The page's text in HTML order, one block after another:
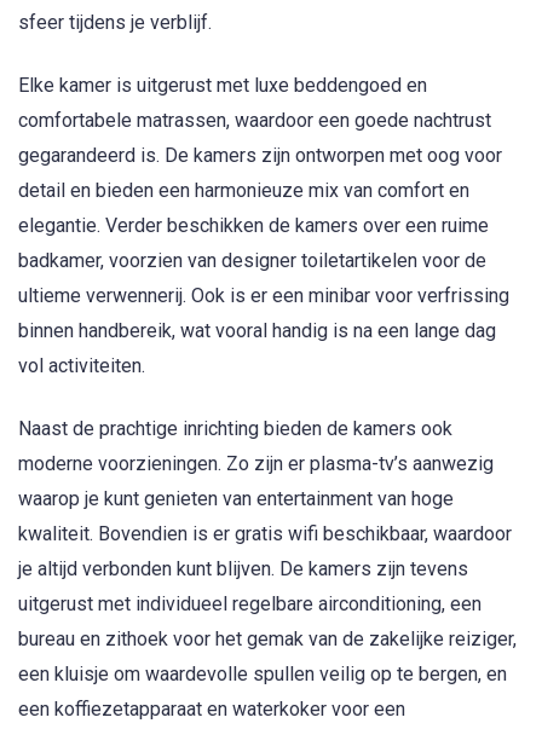
sfeer tijdens je verblijf.
Elke kamer is uitgerust met luxe beddengoed en
comfortabele matrassen, waardoor een goede nachtrust
gegarandeerd is. De kamers zijn ontworpen met oog voor
detail en bieden een harmonieuze mix van comfort en
elegantie. Verder beschikken de kamers over een ruime
badkamer, voorzien van designer toiletartikelen voor de
ultieme verwennerij. Ook is er een minibar voor verfrissing
binnen handbereik, wat vooral handig is na een lange dag
vol activiteiten.
Naast de prachtige inrichting bieden de kamers ook
moderne voorzieningen. Zo zijn er plasma-tv’s aanwezig
waarop je kunt genieten van entertainment van hoge
kwaliteit. Bovendien is er gratis wifi beschikbaar, waardoor
je altijd verbonden kunt blijven. De kamers zijn tevens
uitgerust met individueel regelbare airconditioning, een
bureau en zithoek voor het gemak van de zakelijke reiziger,
een kluisje om waardevolle spullen veilig op te bergen, en
een koffiezetapparaat en waterkoker voor een